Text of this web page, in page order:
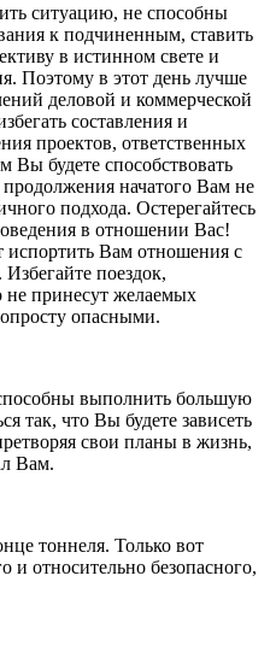
ситуацию, не способны
к подчиненным, ставить
в истинном свете и
Поэтому в этот день лучше
деловой и коммерческой
составления и
проектов, ответственных
будете способствовать
начатого Вам не
подхода. Остерегайтесь
в отношении Вас!
испортить Вам отношения с
поездок,
не принесут желаемых
опасными.
выполнить большую
так, что Вы будете зависеть
свои планы в жизнь,
Вам.
тоннеля. Только вот
и относительно безопасного,